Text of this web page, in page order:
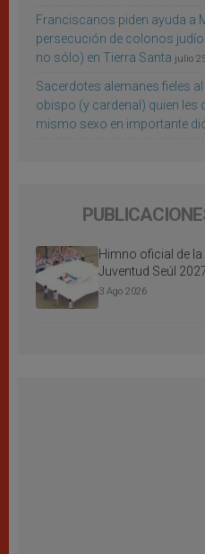
Franciscanos piden ayuda a
persecución de colonos
no sólo) en Tierra Santa julio
Sacerdotes alemanes fieles
obispo (y cardenal) quien les
mismo sexo en importante
Himno oficial de
Juventud Seúl
3 Ago 2026